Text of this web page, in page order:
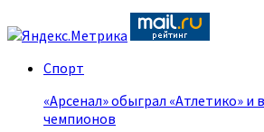
Спорт
«Арсенал» обыграл «Атлетико»
чемпионов